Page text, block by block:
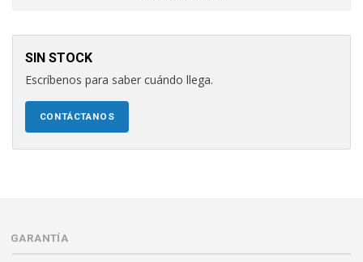
SIN STOCK
Escríbenos para saber cuándo llega.
CONTÁCTANOS
GARANTÍA